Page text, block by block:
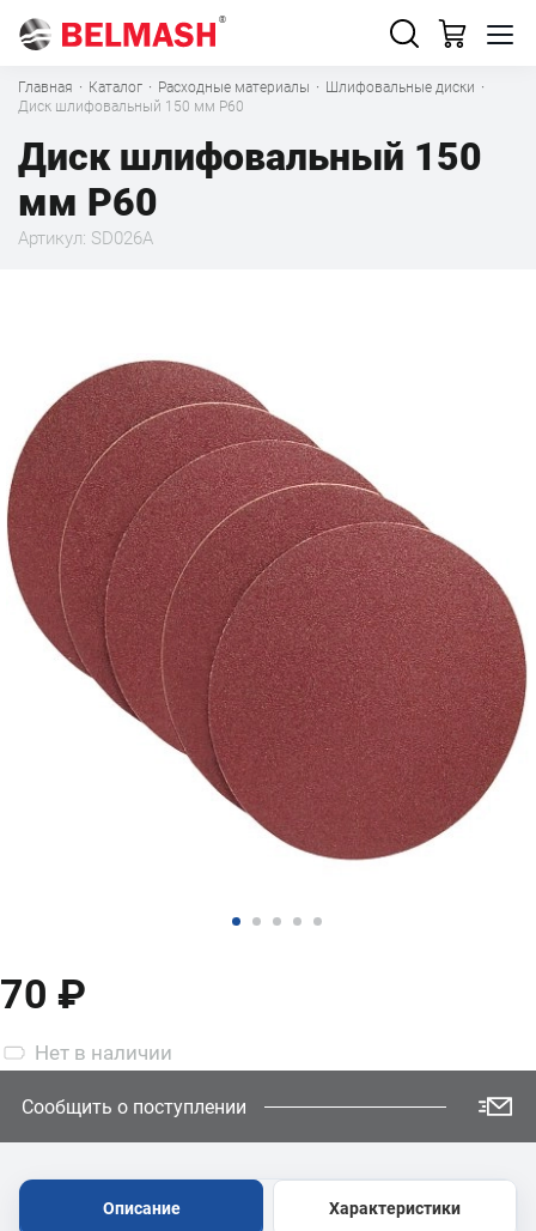
Главная · Каталог · Расходные материалы · Шлифовальные диски ·
Диск шлифовальный 150 мм Р60
Диск шлифовальный 150
мм Р60
Артикул: SD026A
70 ₽
Нет в наличии
Сообщить о поступлении
Описание Характеристики